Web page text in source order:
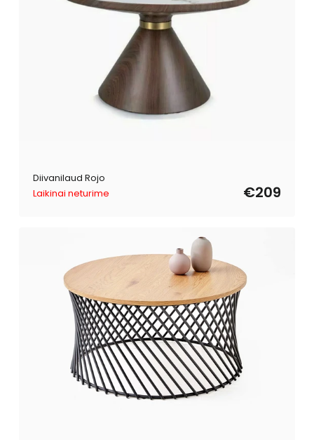
Diivanilaud Rojo
Laikinai neturime
€209